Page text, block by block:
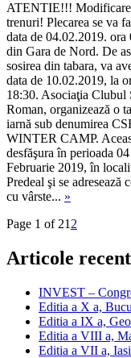
ATENTIE!!!
trenuri! Plecarea se va
data de 04.02.2019. ora
din Gara de Nord. De
sosirea din tabara, va
data de 10.02.2019, la
18:30. Asociaţia Clubul
Roman, organizează o
iarnă sub denumirea
WINTER CAMP.
desfăşura în perioada
Februarie 2019, în
Predeal şi se adresează
cu vârste... »
Page 1 of 21 2
Articole
INVEST –
Editia a X a,
Editia a IX a,
Editia a VIII a,
Editia a VII a,